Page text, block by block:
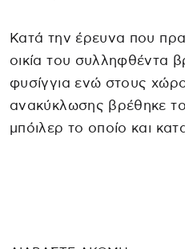
Κατά την έρευνα που
οικία του συλληφθέντα
φυσίγγια ενώ στους
ανακύκλωσης βρέθηκε
μπόιλερ το οποίο και